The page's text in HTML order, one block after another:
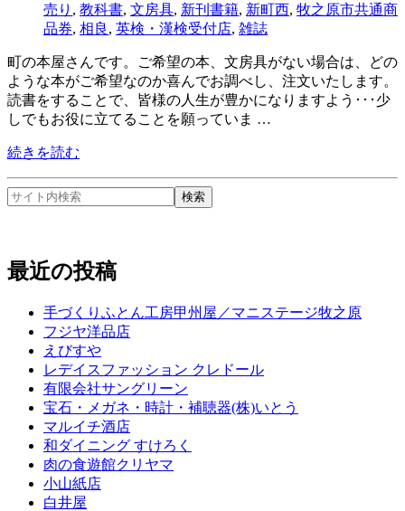
売り , 教科書, 文房具, 新刊書籍, 新町西, 牧之原市共通商
品券, 相良 , 英検・漢検受付店, 雑誌
町の本屋さんです。ご希望の本、文房具がない場合は、どの
ような本がご希望なのか喜んでお調べし、注文いたします。
読書をすることで、皆様の人生が豊かになりますよう･･･少
しでもお役に立てることを願っていま …
続きを読む
最近の投稿
手づくりふとん工房甲州屋／マニステージ牧之原
フジヤ洋品店
えびすや
レデイスファッション クレドール
有限会社サングリーン
宝石・メガネ・時計・補聴器(株)いとう
マルイチ酒店
和ダイニング すけろく
肉の食遊館クリヤマ
小山紙店
白井屋